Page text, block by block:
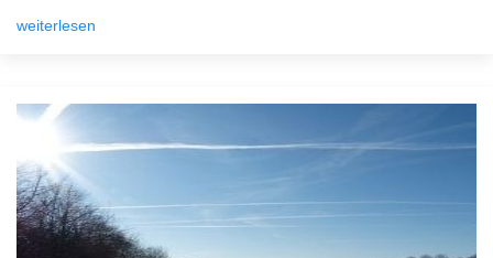
weiterlesen